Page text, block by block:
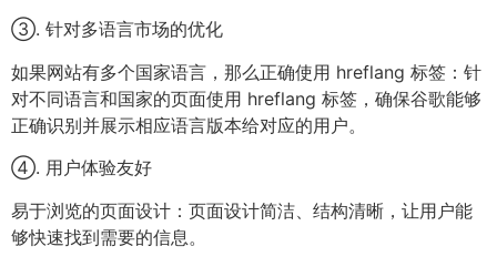
③. 针对多语言市场的优化
如果网站有多个国家语言，那么正确使用 hreflang 标签：针
对不同语言和国家的页面使用 hreflang 标签，确保谷歌能够
正确识别并展示相应语言版本给对应的用户。
④. 用户体验友好
易于浏览的页面设计：页面设计简洁、结构清晰，让用户能
够快速找到需要的信息。